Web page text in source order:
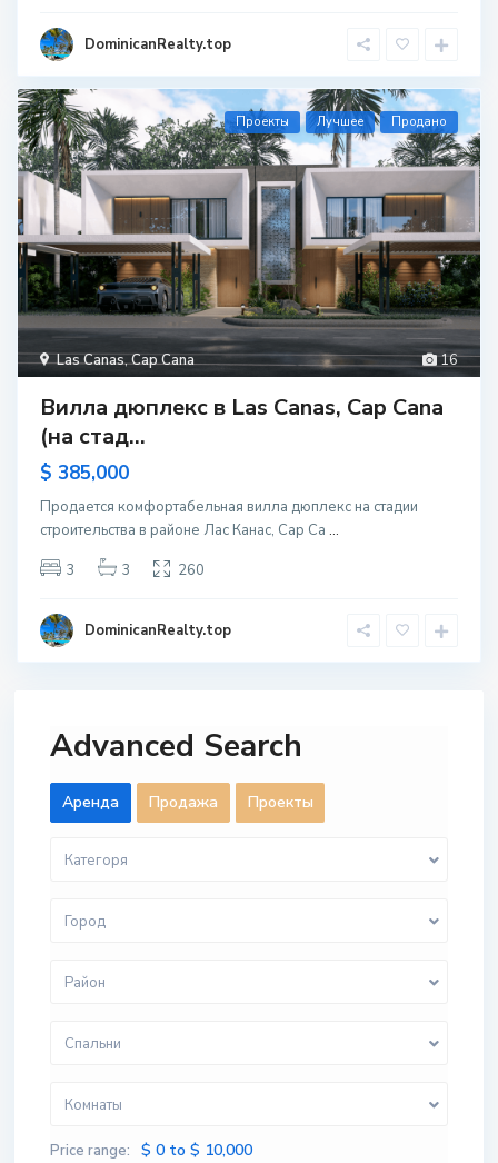
DominicanRealty.top
16
Las Canas,Cap Cana
Проекты Лучшее Продано
Вилла дюплекс в Las Canas, Cap Cana
(на стад...
$ 385,000
Продается комфортабельная вилла дюплекс на стадии
строительства в районе Лас Канас, Cap Ca ...
3
3 260
DominicanRealty.top
Advanced Search
Aренда Продажа Проекты
Категоря
Город
Район
Спальни
Комнаты
Price range: $ 0 to $ 10,000